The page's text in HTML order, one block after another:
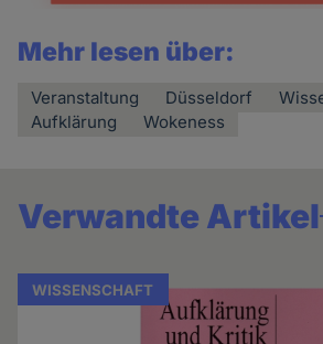
Mehr lesen über:
Veranstaltung Düsseldorf
Aufklärung
Wokeness
Verwandte Artikel
WISSENSCHAFT